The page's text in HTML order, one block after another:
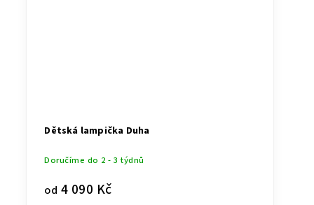
Dětská lampička Duha
Doručíme do 2 - 3 týdnů
od 4 090 Kč